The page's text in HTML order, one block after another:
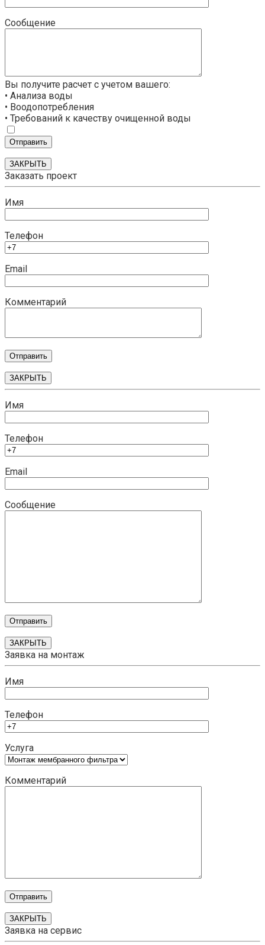
Сообщение
Вы получите расчет с учетом вашего:
• Анализа воды
• Воодопотребления
• Требований к качеству очищенной воды
ЗАКРЫТЬ
Заказать проект
Имя
Телефон
Email
Комментарий
ЗАКРЫТЬ
Имя
Телефон
Email
Сообщение
ЗАКРЫТЬ
Заявка на монтаж
Имя
Телефон
Услуга
Комментарий
ЗАКРЫТЬ
Заявка на сервис